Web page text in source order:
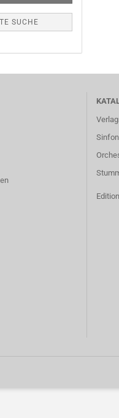
SUCHE